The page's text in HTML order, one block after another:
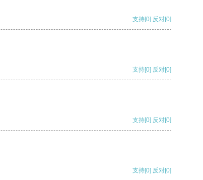
支持[0] 反对[0]
支持[0] 反对[0]
支持[0] 反对[0]
支持[0] 反对[0]